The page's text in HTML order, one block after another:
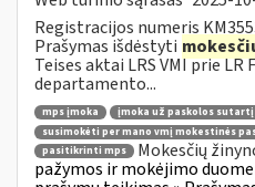
Registracijos numeris
Prašymas išdėstyti
Teises aktai LRS VMI prie
departamento...
mps įmoka
įmoka už paskolos sutartį
susimokėti per mano vmį mokestinės
pasitikrinti mps
Mokesčių
pažymos ir mokėjimo